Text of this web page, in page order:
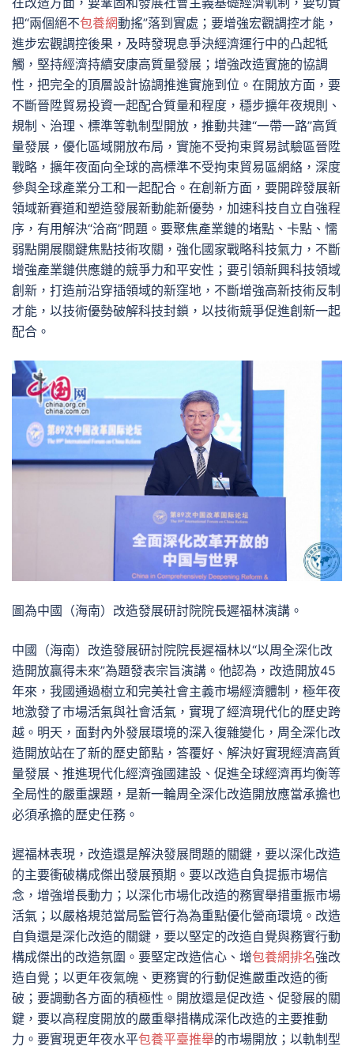
把“兩個絕不包養網動搖”落到實處；要增強宏觀調控才能，
進步宏觀調控後果，及時發現息爭決經濟運行中的凸起牴
觸，堅持經濟持續安康高質量發展；增強改造實施的協調
性，把完全的頂層設計協調推進實施到位。在開放方面，要
不斷晉陞貿易投資一起配合質量和程度，穩步擴年夜規則、
規制、治理、標準等軌制型開放，推動共建“一帶一路”高質
量發展，優化區域開放布局，實施不受拘束貿易試驗區晉陞
戰略，擴年夜面向全球的高標準不受拘束貿易區網絡，深度
參與全球產業分工和一起配合。在創新方面，要開辟發展新
領域新賽道和塑造發展新動能新優勢，加速科技自立自強程
序，有用解決“洽商”問題。要聚焦產業鏈的堵點、卡點、懦
弱點開展關鍵焦點技術攻關，強化國家戰略科技氣力，不斷
增強產業鏈供應鏈的競爭力和平安性；要引領新興科技領域
創新，打造前沿穿插領域的新窪地，不斷增強高新技術反制
才能，以技術優勢破解科技封鎖，以技術競爭促進創新一起
配合。
圖為中國（海南）改造發展研討院院長遲福林演講。
中國（海南）改造發展研討院院長遲福林以“以周全深化改
造開放贏得未來”為題發表宗旨演講。他認為，改造開放45
年來，我國通過樹立和完美社會主義市場經濟體制，極年夜
地激發了市場活氣與社會活氣，實現了經濟現代化的歷史跨
越。明天，面對內外發展環境的深入復雜變化，周全深化改
造開放站在了新的歷史節點，答覆好、解決好實現經濟高質
量發展、推進現代化經濟強國建設、促進全球經濟再均衡等
全局性的嚴重課題，是新一輪周全深化改造開放應當承擔也
必須承擔的歷史任務。
遲福林表現，改造還是解決發展問題的關鍵，要以深化改造
的主要衝破構成傑出發展預期。要以改造自負提振市場信
念，增強增長動力；以深化市場化改造的務實舉措重振市場
活氣；以嚴格規范當局監管行為為重點優化營商環境。改造
自負還是深化改造的關鍵，要以堅定的改造自覺與務實行動
構成傑出的改造氛圍。要堅定改造信心、增包養網排名強改
造自覺；以更年夜氣魄、更務實的行動促進嚴重改造的衝
破；要調動各方面的積極性。開放還是促改造、促發展的關
鍵，要以高程度開放的嚴重舉措構成深化改造的主要推動
力。要實現更年夜水平包養平臺推舉的市場開放；以軌制型